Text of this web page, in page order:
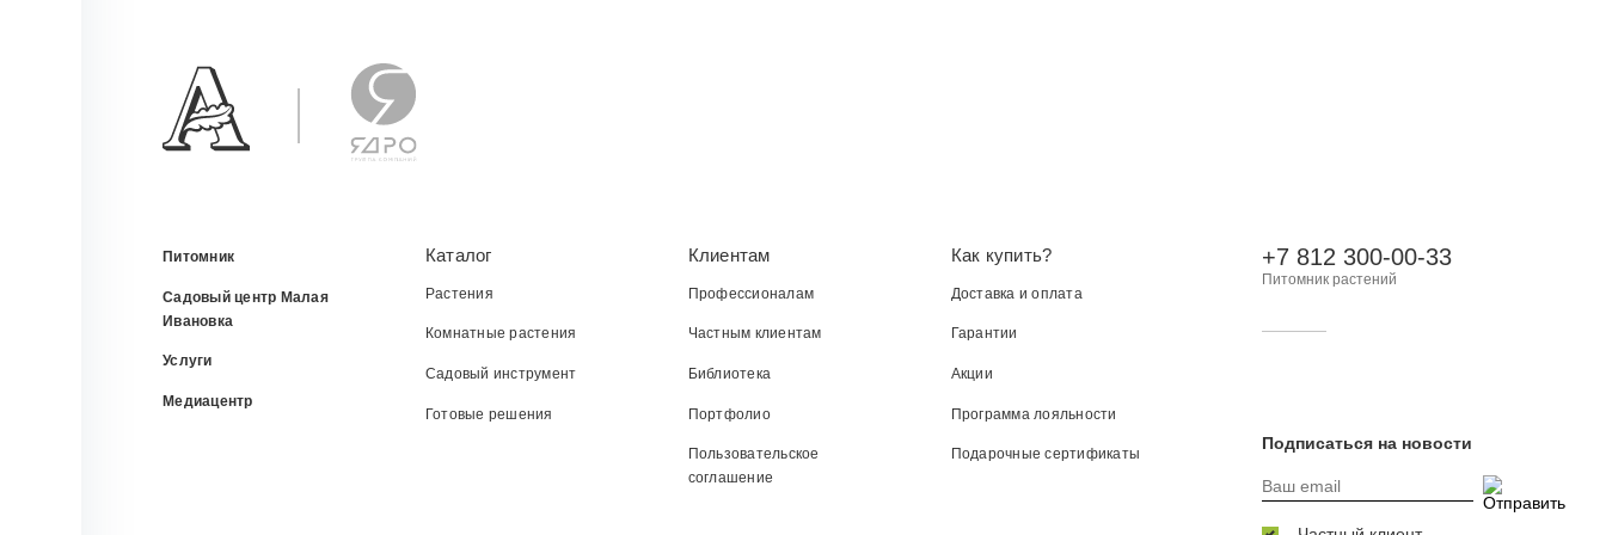
Питомник
Садовый центр Малая
Ивановка
Услуги
Медиацентр
Каталог
Растения
Комнатные растения
Садовый инструмент
Готовые решения
Клиентам
Профессионалам
Частным клиентам
Библиотека
Портфолио
Пользовательское
соглашение
Как купить?
Доставка и оплата
Гарантии
Акции
Программа лояльности
Подарочные сертификаты
+7 812 300-00-33
Питомник растений
Подписаться на новости